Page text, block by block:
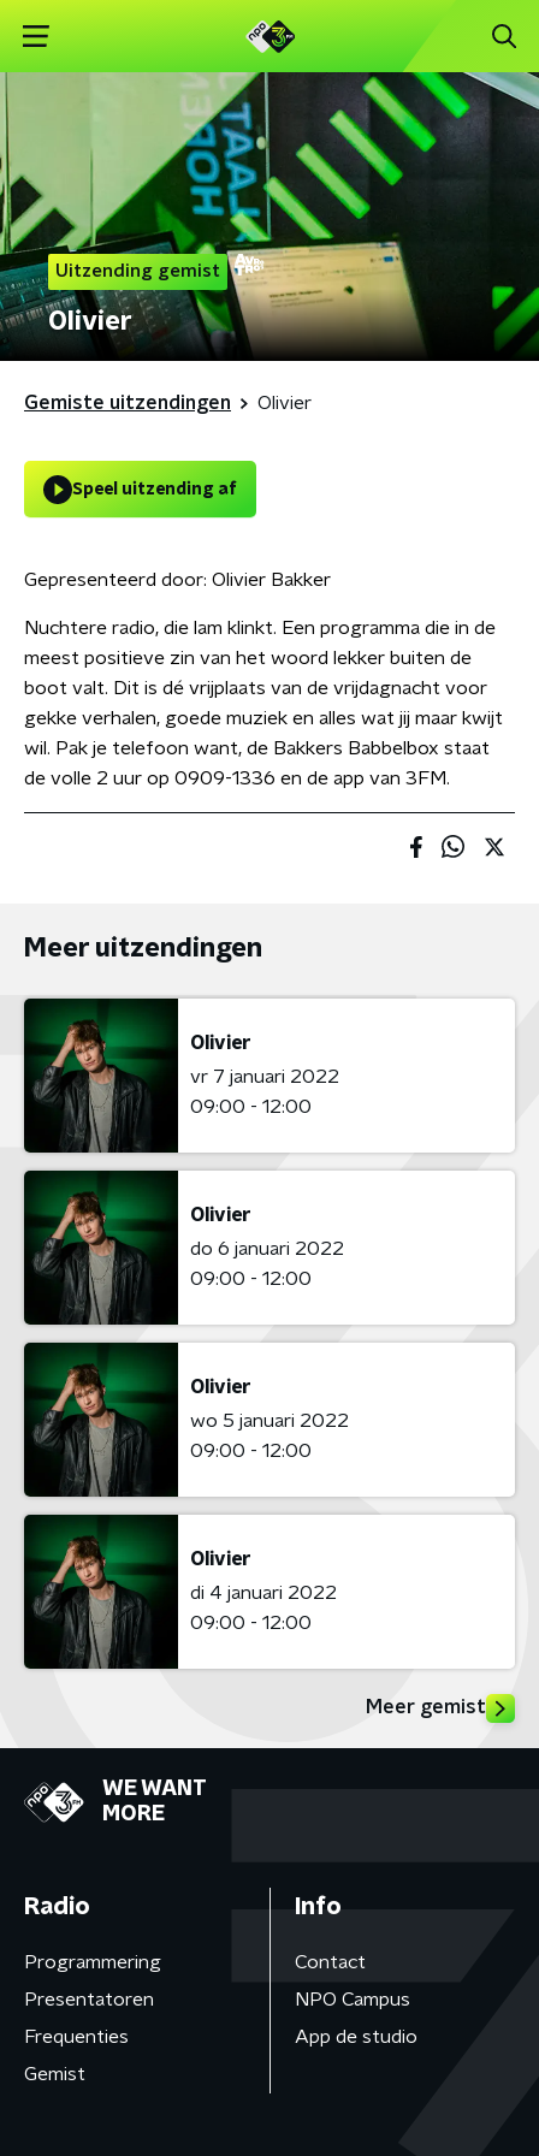
Uitzending gemist
Olivier
Gemiste uitzendingen Olivier
Speel uitzending af
Gepresenteerd door: Olivier Bakker
Nuchtere radio, die lam klinkt. Een programma die in de
meest positieve zin van het woord lekker buiten de
boot valt. Dit is dé vrijplaats van de vrijdagnacht voor
gekke verhalen, goede muziek en alles wat jij maar kwijt
wil. Pak je telefoon want, de Bakkers Babbelbox staat
de volle 2 uur op 0909-1336 en de app van 3FM.
Meer uitzendingen
Olivier
vr 7 januari 2022
09:00 - 12:00
Olivier
do 6 januari 2022
09:00 - 12:00
Olivier
wo 5 januari 2022
09:00 - 12:00
Olivier
di 4 januari 2022
09:00 - 12:00
Meer gemist
WE WANT
MORE
Radio
Programmering
Presentatoren
Frequenties
Gemist
Info
Contact
NPO Campus
App de studio